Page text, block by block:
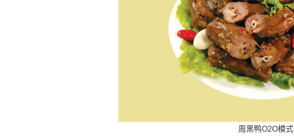
周黑鸭O2O模式